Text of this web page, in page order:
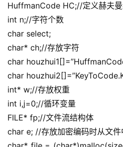
HuffmanCode HC;//定义赫夫
int n;//字符个数
char select;
char* ch;//存放字符
char
char
int* w;//存放权重
int i,j=0;//循环变量
FILE* fp;//文件流结构体
char e; //存放加密编码时从文件